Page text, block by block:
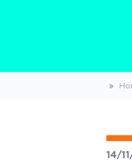
14/